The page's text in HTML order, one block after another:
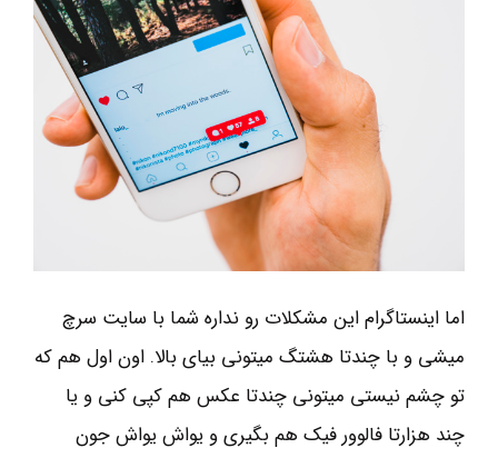
اما اینستاگرام این مشکلات رو نداره شما با سایت سرچ
میشی و با چندتا هشتگ میتونی بیای بالا. اون اول هم که
تو چشم نیستی میتونی چندتا عکس هم کپی کنی و یا
چند هزارتا فالوور فیک هم بگیری و یواش یواش جون